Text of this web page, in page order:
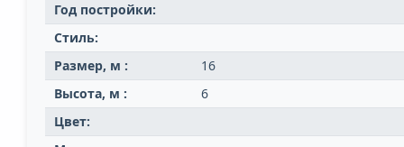
Год постройки:
Стиль:
Размер, м :
16
Высота, м :
6
Цвет: